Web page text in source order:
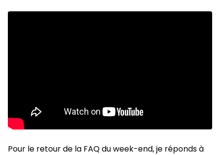
Pour le retour de la FAQ du week-end, je réponds à